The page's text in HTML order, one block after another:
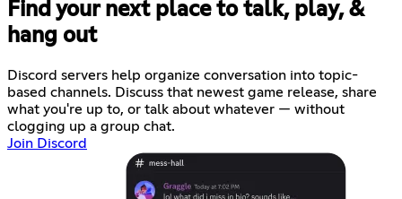
Find your next place to talk, play, &
hang out
Discord servers help organize conversation into topic-
based channels. Discuss that newest game release, share
what you're up to, or talk about whatever — without
clogging up a group chat.
Join Discord